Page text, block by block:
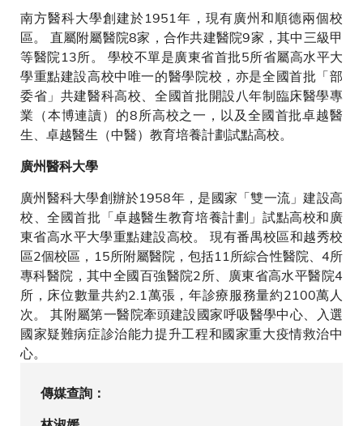
南方醫科大學創建於1951年，現有廣州和順德兩個校
區。 直屬附屬醫院8家，合作共建醫院9家，其中三級甲
等醫院13所。 學校不單是廣東省首批5所省屬高水平大
學重點建設高校中唯一的醫學院校，亦是全國首批「部
委省」共建醫科高校、全國首批開設八年制臨床醫學專
業（本博連讀）的8所高校之一，以及全國首批卓越醫
生、卓越醫生（中醫）教育培養計劃試點高校。
廣州醫科大學
廣州醫科大學創辦於1958年，是國家「雙一流」建設高
校、全國首批「卓越醫生教育培養計劃」試點高校和廣
東省高水平大學重點建設高校。 現有番禺校區和越秀校
區2個校區，15所附屬醫院，包括11所綜合性醫院、4所
專科醫院，其中全國百強醫院2所、廣東省高水平醫院4
所，床位數量共約2.1萬張，年診療服務量約2100萬人
次。 其附屬第一醫院牽頭建設國家呼吸醫學中心、入選
國家疑難病症診治能力提升工程和國家重大疫情救治中
心。
傳媒查詢：